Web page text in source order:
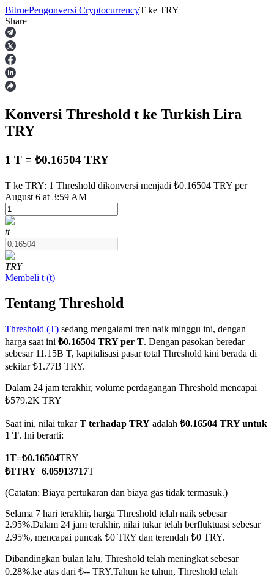
Berjangka
USDT Berjangka
Kontrak berjangka menggunakan USDT sebagai jaminannya
COIN-M Berjangka
Mata Uang Kripto Berjangka
TradFi
USDC Berjangka
Kontrak berjangka menggunakan USDC sebagai jaminannya
BitruePengonversi CryptocurrencyT ke TRY
Share
Konversi Threshold t ke Turkish Lira
TRY
1 T = ₺0.16504 TRY
T ke TRY: 1 Threshold dikonversi menjadi ₺0.16504 TRY per
August 6 at 3:59 AM
tt
TRY
Membeli t (t)
Tentang Threshold
Threshold (T) sedang mengalami tren naik minggu ini, dengan
harga saat ini ₺0.16504 TRY per T. Dengan pasokan beredar
sebesar 11.15B T, kapitalisasi pasar total Threshold kini berada di
sekitar ₺1.77B TRY.
Dalam 24 jam terakhir, volume perdagangan Threshold mencapai
₺579.2K TRY
Saat ini, nilai tukarT terhadap TRY adalah ₺0.16504 TRY untuk
1 T. Ini berarti:
1T=₺0.16504TRY
₺1TRY=6.05913717T
(Catatan: Biaya pertukaran dan biaya gas tidak termasuk.)
Selama 7 hari terakhir, harga Threshold telah naik sebesar
2.95%.Dalam 24 jam terakhir, nilai tukar telah berfluktuasi sebesar
2.95%, mencapai puncak ₺0 TRY dan terendah ₺0 TRY.
Dibandingkan bulan lalu, Threshold telah meningkat sebesar
0.28%.ke atas dari ₺-- TRY.Tahun ke tahun, Threshold telah